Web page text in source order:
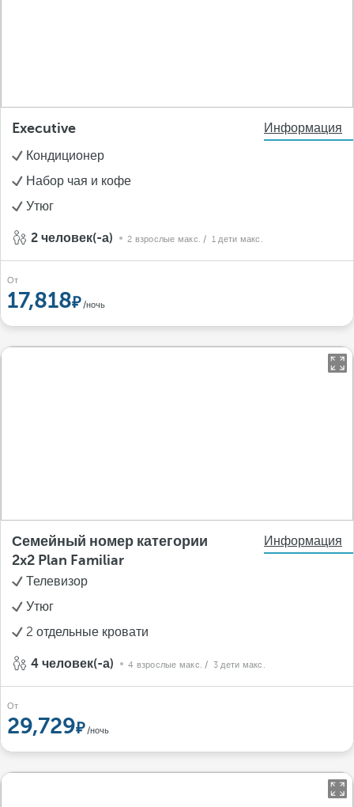
Executive
Информация
Кондиционер
Набор чая и кофе
Утюг
2 человек(-а) 2 взрослые макс. / 1 дети макс.
От
17,818 /ночь
Семейный номер категории
2x2 Plan Familiar
Информация
Телевизор
Утюг
2 отдельные кровати
4 человек(-а) 4 взрослые макс. / 3 дети макс.
От
29,729 /ночь